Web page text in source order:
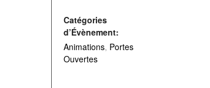
Catégories
d’Évènement:
Animations, Portes
Ouvertes